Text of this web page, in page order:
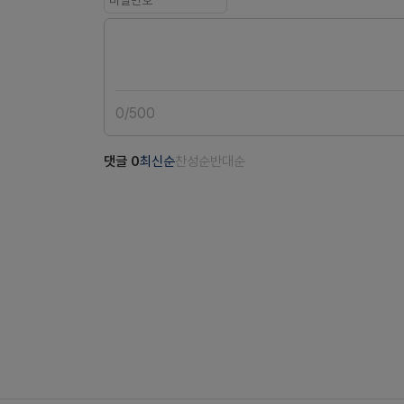
0/500
댓글 0최신순찬성순반대순